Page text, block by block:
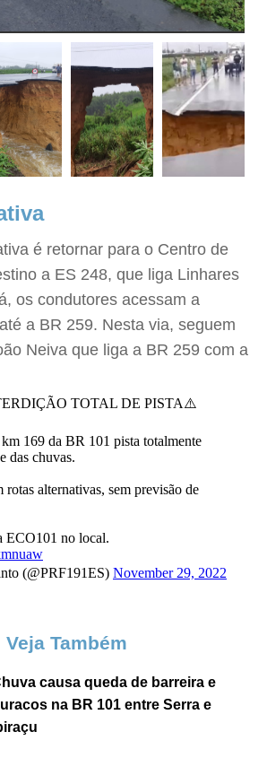
é retornar para o Centro de
a ES 248, que liga Linhares
os condutores acessam a
a BR 259. Nesta via, seguem
Neiva que liga a BR 259 com a
TOTAL DE PISTA⚠️
169 da BR 101 pista totalmente
das chuvas.
rotas alternativas, sem previsão de
ECO101 no local.
(@PRF191ES) November 29, 2022
Veja Também
causa queda de barreira e
na BR 101 entre Serra e